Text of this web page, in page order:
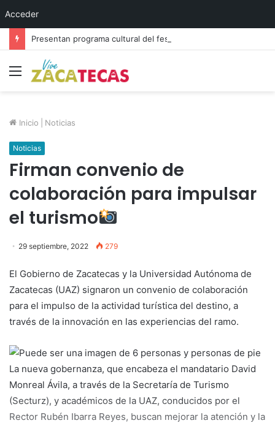
Acceder
Menú
Inicio Noticias
Noticias
Firman convenio de
colaboración para impulsar
el turismo
29 septiembre, 2022 279
El Gobierno de Zacatecas y la Universidad Autónoma de
Zacatecas (UAZ) signaron un convenio de colaboración
para el impulso de la actividad turística del destino, a
través de la innovación en las experiencias del ramo.
La nueva gobernanza, que encabeza el mandatario David
Monreal Ávila, a través de la Secretaría de Turismo
(Secturz), y académicos de la UAZ, conducidos por el
Rector Rubén Ibarra Reyes, buscan mejorar la atención y la